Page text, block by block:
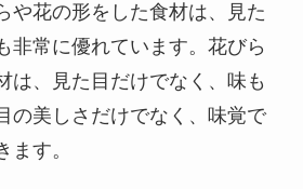
や花の形をした食材は、見た
非常に優れています。花びら
は、見た目だけでなく、味も
の美しさだけでなく、味覚で
ます。